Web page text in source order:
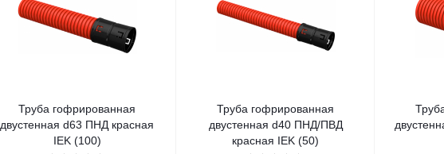
Труба гофрированная
двустенная d63 ПНД красная
IEK (100)
Труба гофрированная
двустенная d40 ПНД/ПВД
красная IEK (50)